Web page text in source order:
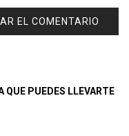
QUE PUEDES LLEVARTE